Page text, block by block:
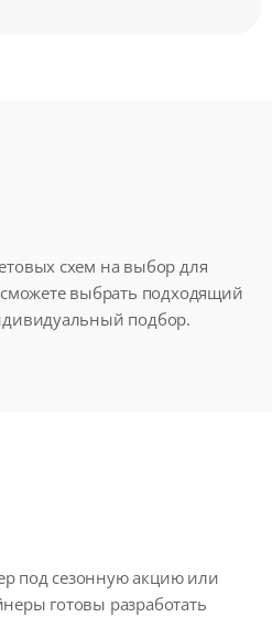
схем на выбор для
выбрать подходящий
подбор.
под сезонную акцию или
готовы разработать